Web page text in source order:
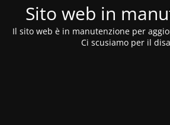
Sito web in
Il sito web è in manutenzione per
Ci scusiamo per il